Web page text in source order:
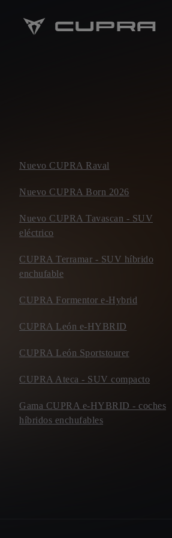
Nuevo CUPRA Raval
Nuevo CUPRA Born 2026
Nuevo CUPRA Tavascan - SUV
eléctrico
CUPRA Terramar - SUV híbrido
enchufable
CUPRA Formentor e-Hybrid
CUPRA León e-HYBRID
CUPRA León Sportstourer
CUPRA Ateca - SUV compacto
Gama CUPRA e-HYBRID - coches
híbridos enchufables